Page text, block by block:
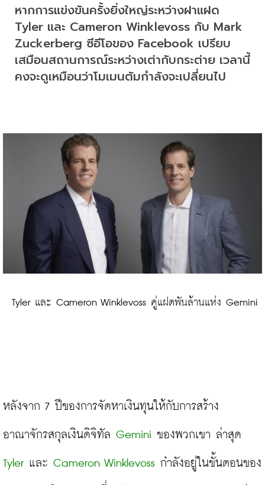
หากการแข่งขันครั้งยิ่งใหญ่ระหว่างฝาแฝด
Tyler และ Cameron Winklevoss กับ Mark
Zuckerberg ซีอีโอของ Facebook เปรียบ
เสมือนสถานการณ์ระหว่างเต่ากับกระต่าย เวลานี้
คงจะดูเหมือนว่าโมเมนตัมกำลังจะเปลี่ยนไป
Tyler และ Cameron Winklevoss คู่แฝดพันล้านแห่ง Gemini
หลังจาก 7 ปีของการจัดหาเงินทุนให้กับการสร้าง
อาณาจักรสกุลเงินดิจิทัล Gemini
Tyler และ Cameron Winklevoss กำลังอยู่ในขั้นตอนของ